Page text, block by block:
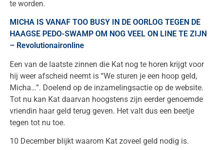
te worden.
MICHA IS VANAF TOO BUSY IN DE OORLOG TEGEN DE
HAAGSE PEDO-SWAMP OM NOG VEEL ON LINE TE ZIJN
– Revolutionaironline
Een van de laatste zinnen die Kat nog te horen krijgt voor
hij weer afscheid neemt is “We sturen je een hoop geld,
Micha…”. Doelend op de inzamelingsactie op de website.
Tot nu kan Kat daarvan hoogstens zijn eerder genoemde
vriendin haar geld terug geven. Het valt dus een beetje
tegen tot nu toe.
10 December blijkt waarom Kat zoveel geld nodig is.